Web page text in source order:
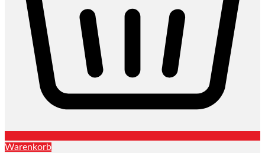
Warenkorb